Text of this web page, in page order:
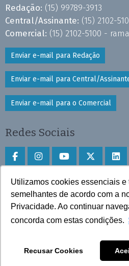
Utilizamos cookies essenciais e
semelhantes de acordo com a
Privacidade. Ao continuar
concorda com estas condições.
Recusar Cookies
Redação: (15) 99789-3913
Central/Assinante: (15) 2102-
Comercial: (15) 2102-5100 -
Enviar e-mail para Redação
Enviar e-mail para Central/
Enviar e-mail para o Comercial
Redes Sociais
Faça download do aplicativo
Play Store e App Store
Todos os direitos reservados